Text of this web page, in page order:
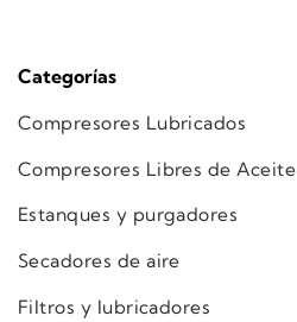
Categorías
Compresores Lubricados
Compresores Libres de Aceite
Estanques y purgadores
Secadores de aire
Filtros y lubricadores